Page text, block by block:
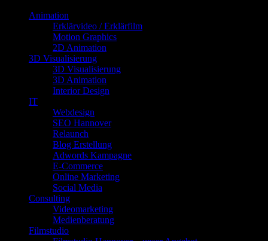
Animation
Erklärvideo / Erklärfilm
Motion Graphics
2D Animation
3D Visualisierung
3D Visualisierung
3D Animation
Interior Design
IT
Webdesign
SEO Hannover
Relaunch
Blog Erstellung
Adwords Kampagne
E-Commerce
Online Marketing
Social Media
Consulting
Videomarketing
Medienberatung
Filmstudio